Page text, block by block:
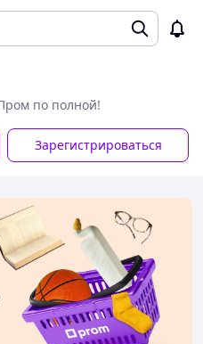
по полной!
Зарегистрироваться